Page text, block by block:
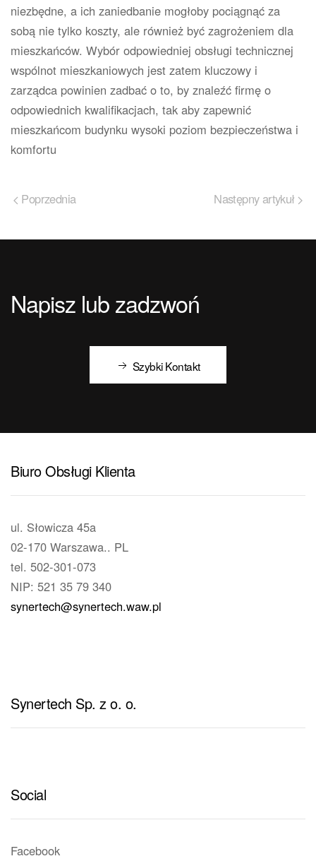
niezbędne, a ich zaniedbanie mogłoby pociągnąć za
sobą nie tylko koszty, ale również być zagrożeniem dla
mieszkańców. Wybór odpowiedniej obsługi technicznej
wspólnot mieszkaniowych jest zatem kluczowy i
zarządca powinien zadbać o to, by znaleźć firmę o
odpowiednich kwalifikacjach, tak aby zapewnić
mieszkańcom budynku wysoki poziom bezpieczeństwa i
komfortu
Poprzednia Następny artykuł
Napisz lub zadzwoń
Szybki Kontakt
Biuro Obsługi Klienta
ul. Słowicza 45a
02-170 Warszawa.. PL
tel. 502-301-073
NIP: 521 35 79 340
synertech@synertech.waw.pl
Synertech Sp. z o. o.
Social
Facebook